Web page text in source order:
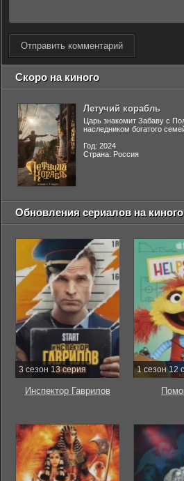
Отправить комментарий
Скоро на киного
Летучий корабль
Царь знакомит Забаву с
наследником богатого
Год: 2024
Страна: Россия
Обновления сериалов на киного
3 сезон 13 серия
Инспектор Гаврилов
1 сезон 12